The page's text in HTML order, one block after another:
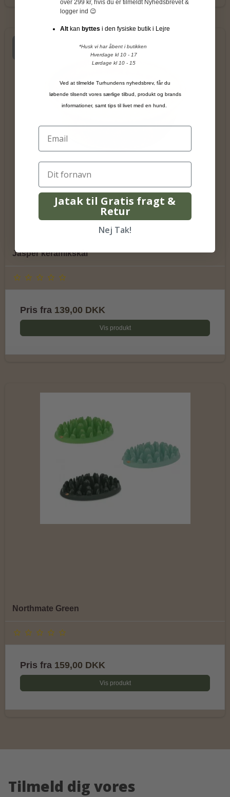
Jasper keramikskål
Pris fra 139,00 DKK
Vis produkt
Northmate Green
Pris fra 159,00 DKK
Vis produkt
Tilmeld dig vores
over 299 kr, hvis du er tilmeldt Nyhedsbrevet &
logger ind 😉
Alt kan byttes i den fysiske butik i Lejre
*Husk vi har åbent i butikken
Hverdage kl 10 - 17
Lørdage kl 10 - 15
Ved at tilmelde Turhundens nyhedsbrev, får du
løbende tilsendt vores særlige tilbud, produkt og brands
informationer, samt tips til livet med en hund.
Jatak til Gratis fragt &
Retur
Nej Tak!